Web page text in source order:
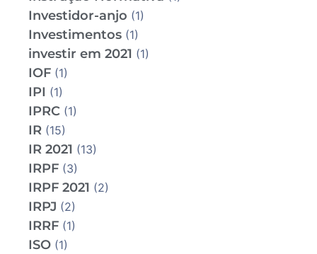
Investidor-anjo (1)
Investimentos (1)
investir em 2021 (1)
IOF (1)
IPI (1)
IPRC (1)
IR (15)
IR 2021 (13)
IRPF (3)
IRPF 2021 (2)
IRPJ (2)
IRRF (1)
ISO (1)